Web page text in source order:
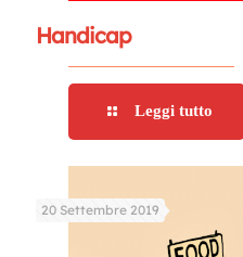
Handicap
Leggi tutto
20 Settembre 2019